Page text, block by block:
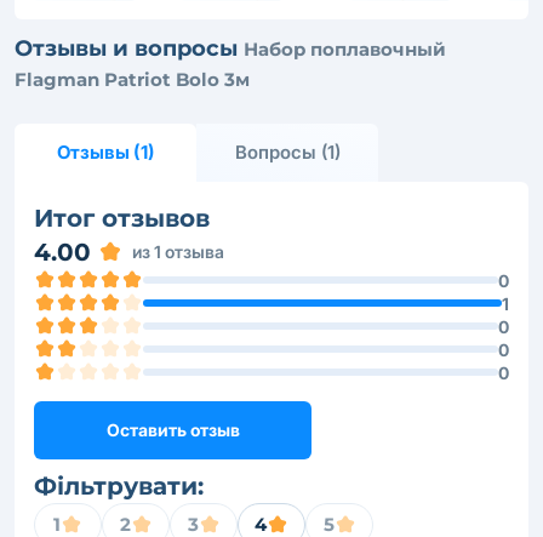
Отзывы и вопросы Набор поплавочный
Flagman Patriot Bolo 3м
Отзывы (1) Вопросы (1)
Итог отзывов
4.00
из 1 отзыва
0
1
0
0
0
Оставить отзыв
Фільтрувати:
1 2 3 4
5